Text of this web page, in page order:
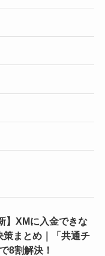
】XMに入金できな
策まとめ｜「共通チ
8割解決！